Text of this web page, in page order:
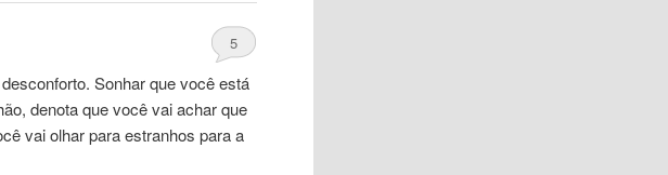
5
Sonhar que você está
denota que você vai achar que
vai olhar para estranhos para a